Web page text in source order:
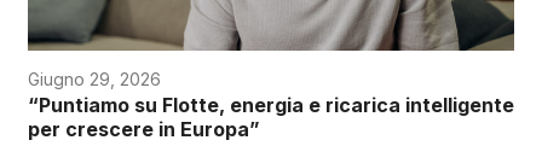
Giugno 29, 2026
“Puntiamo su Flotte, energia e ricarica intelligente
per crescere in Europa”